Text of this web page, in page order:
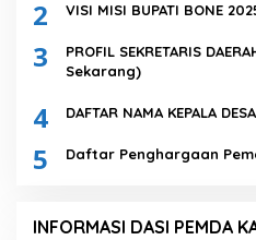
2 VISI MISI BUPATI BONE
3
PROFIL SEKRETARIS
Sekarang)
4 DAFTAR NAMA KEPALA
5 Daftar Penghargaan
INFORMASI DASI PEMDA